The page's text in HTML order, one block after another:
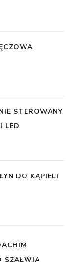
STEROWANY
LED
DO KĄPIELI
SZAŁWIA